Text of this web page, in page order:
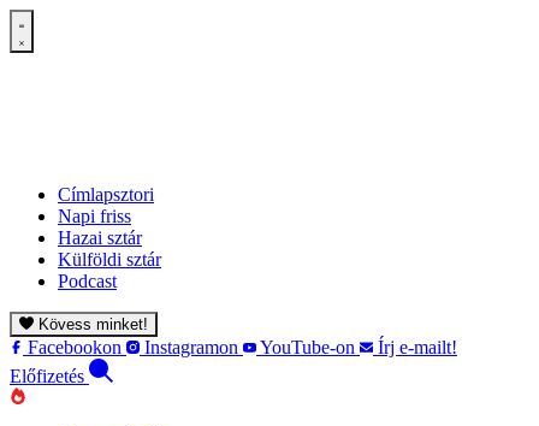
Címlapsztori
Napi friss
Hazai sztár
Külföldi sztár
Podcast
Kövess minket!
Facebookon Instagramon YouTube-on
Írj e-mailt!
Előfizetés